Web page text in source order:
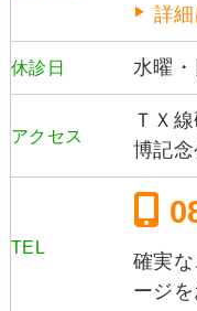
詳
休診日 水曜
アクセス
ＴＸ
博記
TEL
確実
ージを